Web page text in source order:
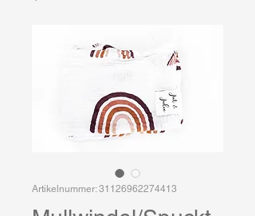
Artikelnummer: 31126962274413